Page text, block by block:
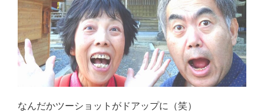
なんだかツーショットがドアップに（笑）